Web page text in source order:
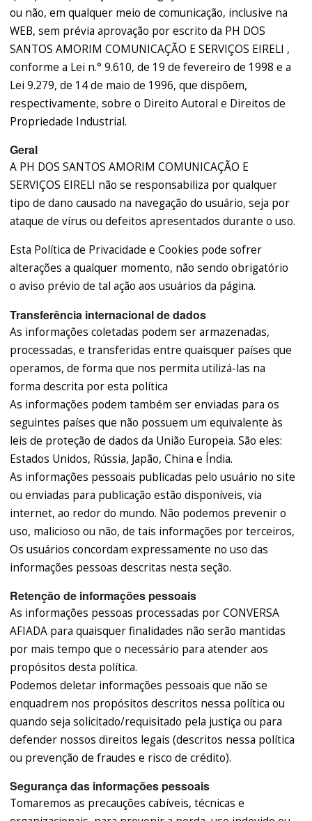
ou não, em qualquer meio de comunicação, inclusive na
WEB, sem prévia aprovação por escrito da PH DOS
SANTOS AMORIM COMUNICAÇÃO E SERVIÇOS EIRELI ,
conforme a Lei n.° 9.610, de 19 de fevereiro de 1998 e a
Lei 9.279, de 14 de maio de 1996, que dispõem,
respectivamente, sobre o Direito Autoral e Direitos de
Propriedade Industrial.
Geral
A PH DOS SANTOS AMORIM COMUNICAÇÃO E
SERVIÇOS EIRELI não se responsabiliza por qualquer
tipo de dano causado na navegação do usuário, seja por
ataque de vírus ou defeitos apresentados durante o uso.
Esta Política de Privacidade e Cookies pode sofrer
alterações a qualquer momento, não sendo obrigatório
o aviso prévio de tal ação aos usuários da página.
Transferência internacional de dados
As informações coletadas podem ser armazenadas,
processadas, e transferidas entre quaisquer países que
operamos, de forma que nos permita utilizá-las na
forma descrita por esta política
As informações podem também ser enviadas para os
seguintes países que não possuem um equivalente às
leis de proteção de dados da União Europeia. São eles:
Estados Unidos, Rússia, Japão, China e Índia.
As informações pessoais publicadas pelo usuário no site
ou enviadas para publicação estão disponíveis, via
internet, ao redor do mundo. Não podemos prevenir o
uso, malicioso ou não, de tais informações por terceiros,
Os usuários concordam expressamente no uso das
informações pessoas descritas nesta seção.
Retenção de informações pessoais
As informações pessoas processadas por CONVERSA
AFIADA para quaisquer finalidades não serão mantidas
por mais tempo que o necessário para atender aos
propósitos desta política.
Podemos deletar informações pessoais que não se
enquadrem nos propósitos descritos nessa política ou
quando seja solicitado/requisitado pela justiça ou para
defender nossos direitos legais (descritos nessa política
ou prevenção de fraudes e risco de crédito).
Segurança das informações pessoais
Tomaremos as precauções cabíveis, técnicas e